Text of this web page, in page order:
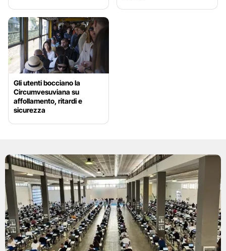
Gli utenti bocciano la
Circumvesuviana su
affollamento, ritardi e
sicurezza